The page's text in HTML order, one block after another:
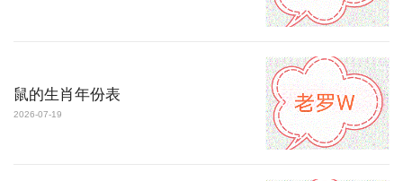
鼠的生肖年份表
2026-07-19